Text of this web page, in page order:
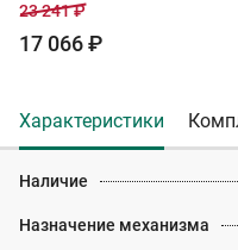
23 241 ₽
17 066 ₽
Характеристики
Наличие
Назначение механизма